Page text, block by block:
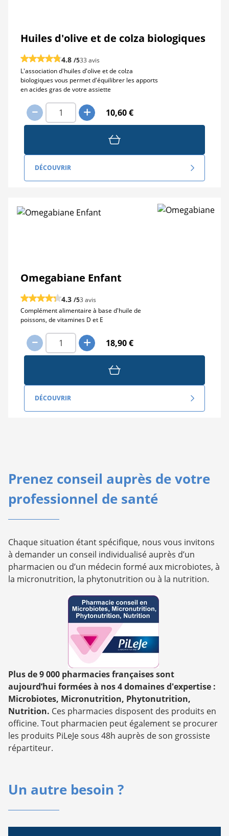
Huiles d'olive et de colza biologiques
4.8 /533 avis
L'association d'huiles d'olive et de colza
biologiques vous permet d'équilibrer les apports
en acides gras de votre assiette
10,60 €
DÉCOUVRIR
Omegabiane Enfant
4.3 /53 avis
Complément alimentaire à base d'huile de
poissons, de vitamines D et E
18,90 €
DÉCOUVRIR
Prenez conseil auprès de votre
professionnel de santé
Chaque situation étant spécifique, nous vous invitons
à demander un conseil individualisé auprès d’un
pharmacien ou d’un médecin formé aux microbiotes, à
la micronutrition, la phytonutrition ou à la nutrition.
Plus de 9 000 pharmacies françaises sont
aujourd’hui formées à nos 4 domaines d'expertise :
Microbiotes, Micronutrition, Phytonutrition,
Nutrition. Ces pharmacies disposent des produits en
officine. Tout pharmacien peut également se procurer
les produits PiLeJe sous 48h auprès de son grossiste
répartiteur.
Un autre besoin ?